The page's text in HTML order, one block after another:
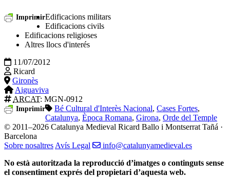
ImprimirEdificacions militars
Edificacions civils
Edificacions religioses
Altres llocs d'interés
11/07/2012
Ricard
Gironès
Aiguaviva
ARCAT: MGN-0912
Imprimir Bé Cultural d'Interès Nacional, Cases Fortes,
Catalunya, Època Romana, Girona, Orde del Temple
© 2011–2026 Catalunya Medieval Ricard Ballo i Montserrat Tañá ·
Barcelona
Sobre nosaltres Avís Legal
info@catalunyamedieval.es
No està autoritzada la reproducció d’imatges o continguts sense
el consentiment exprés del propietari d’aquesta web.